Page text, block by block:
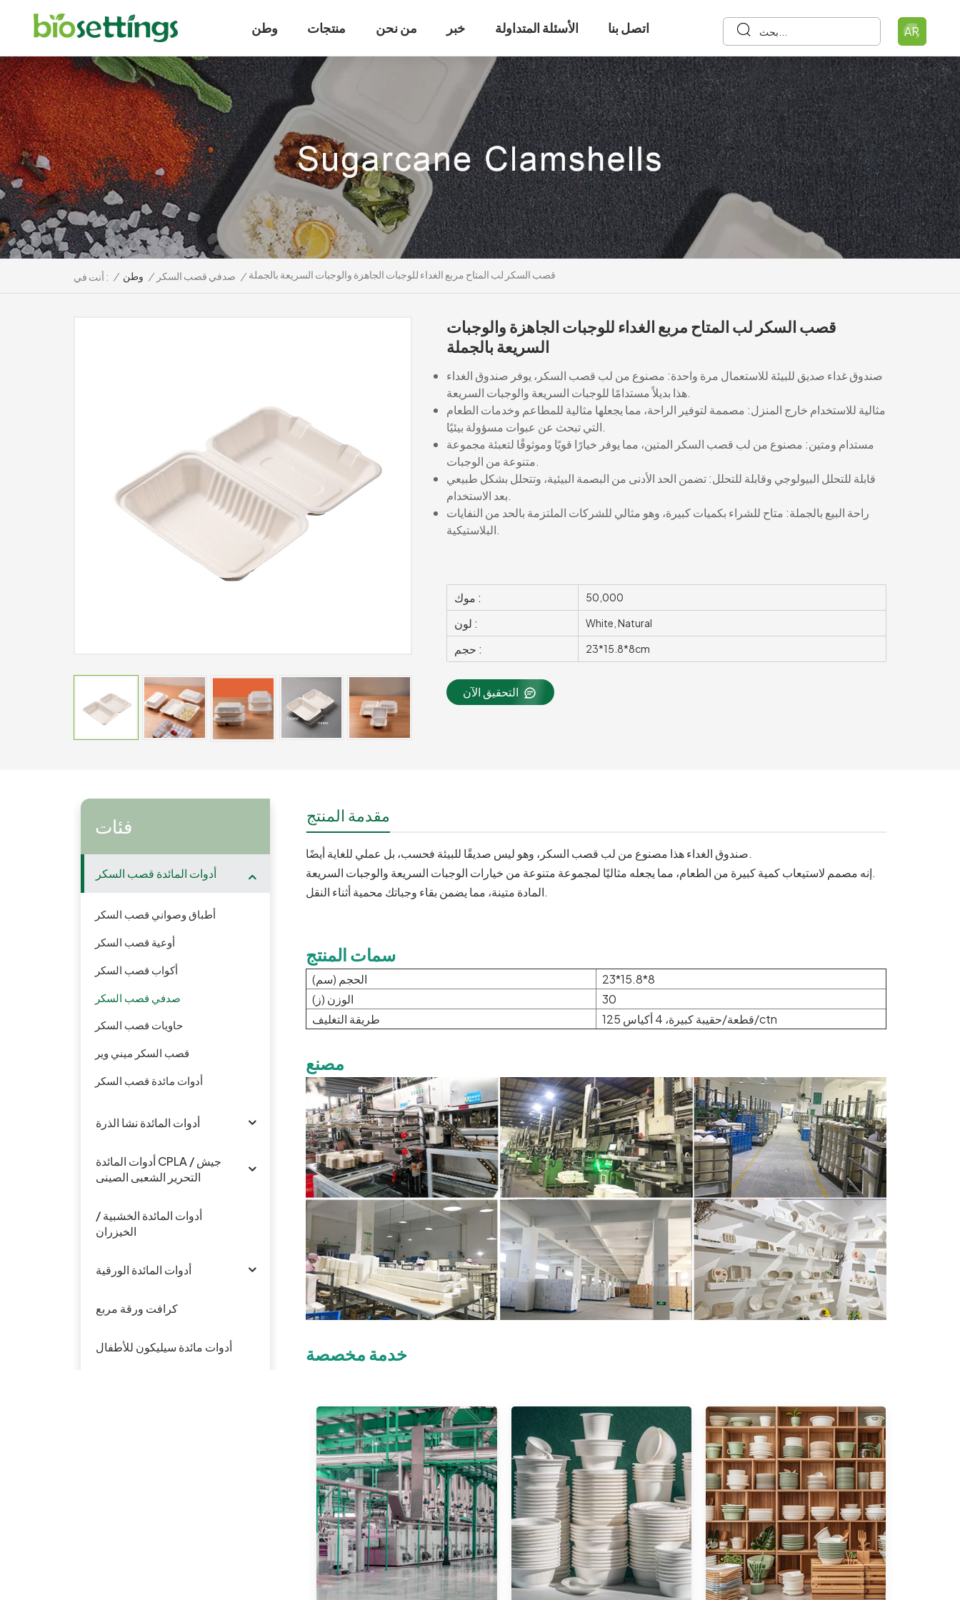
وطن منتجات من نحن خبر الأسئلة المتداولة اتصل بنا AR
أنت في : / وطن / صدفي قصب السكر / قصب السكر لب المتاح مربع الغداء للوجبات الجاهزة والوجبات السريعة بالجملة
قصب السكر لب المتاح مربع الغداء للوجبات الجاهزة والوجبات
السريعة بالجملة
صندوق غداء صديق للبيئة للاستعمال مرة واحدة: مصنوع من لب قصب السكر، يوفر صندوق الغداء
هذا بديلاً مستدامًا للوجبات السريعة والوجبات السريعة.
مثالية للاستخدام خارج المنزل: مصممة لتوفير الراحة، مما يجعلها مثالية للمطاعم وخدمات الطعام
التي تبحث عن عبوات مسؤولة بيئيًا.
مستدام ومتين: مصنوع من لب قصب السكر المتين، مما يوفر خيارًا قويًا وموثوقًا لتعبئة مجموعة
متنوعة من الوجبات.
قابلة للتحلل البيولوجي وقابلة للتحلل: تضمن الحد الأدنى من البصمة البيئية، وتتحلل بشكل طبيعي
بعد الاستخدام.
راحة البيع بالجملة: متاح للشراء بكميات كبيرة، وهو مثالي للشركات الملتزمة بالحد من النفايات
البلاستيكية.
موك : 50,000
لون : White, Natural
حجم : 23*15.8*8cm
التحقيق الآن
مقدمة المنتج
صندوق الغداء هذا مصنوع من لب قصب السكر، وهو ليس صديقًا للبيئة فحسب، بل عملي للغاية أيضًا.
إنه مصمم لاستيعاب كمية كبيرة من الطعام، مما يجعله مثاليًا لمجموعة متنوعة من خيارات الوجبات السريعة والوجبات السريعة.
المادة متينة، مما يضمن بقاء وجباتك محمية أثناء النقل.
سمات المنتج
الحجم (سم)
23*15.8*8
الوزن (ز)
30
طريقة التغليف
125 قطعة/حقيبة كبيرة، 4 أكياس/ctn
مصنع
خدمة مخصصة
فئات
أدوات المائدة قصب السكر
أطباق وصواني قصب السكر
أوعية قصب السكر
أكواب قصب السكر
صدفي قصب السكر
حاويات قصب السكر
قصب السكر ميني وير
أدوات مائدة قصب السكر
أدوات المائدة نشا الذرة
أدوات المائدة CPLA / جيش
التحرير الشعبى الصينى
أدوات المائدة الخشبية /
الخيزران
أدوات المائدة الورقية
كرافت ورقة مربع
أدوات مائدة سيليكون للأطفال